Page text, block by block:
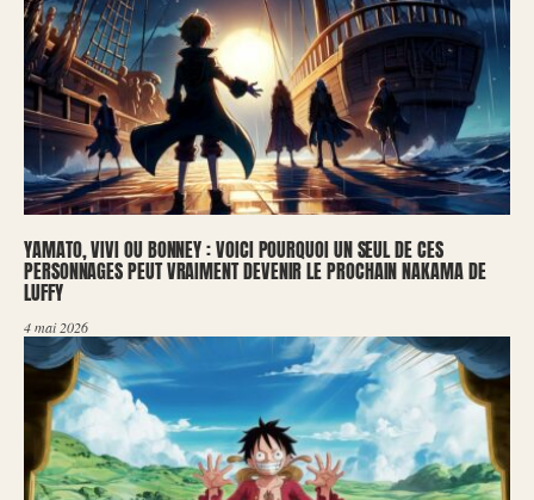
YAMATO, VIVI OU BONNEY : VOICI POURQUOI UN SEUL DE CES
PERSONNAGES PEUT VRAIMENT DEVENIR LE PROCHAIN NAKAMA DE
LUFFY
4 mai 2026